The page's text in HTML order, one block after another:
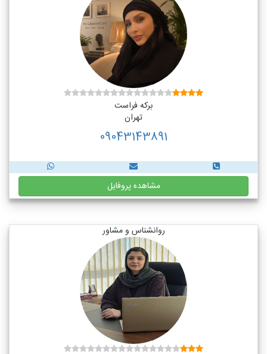
برکه فراست
تهران
09043143891
مشاهده پروفایل
روانشناس و مشاور